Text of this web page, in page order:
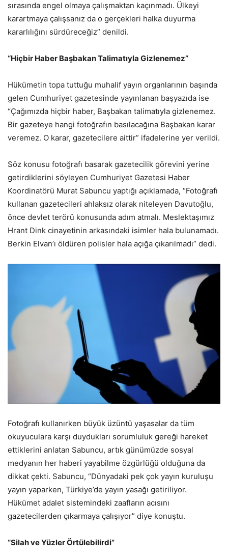
sırasında engel olmaya çalışmaktan kaçınmadı. Ülkeyi
karartmaya çalışsanız da o gerçekleri halka duyurma
kararlılığını sürdüreceğiz” denildi.
“Hiçbir Haber Başbakan Talimatıyla Gizlenemez”
Hükümetin topa tuttuğu muhalif yayın organlarının başında
gelen Cumhuriyet gazetesinde yayınlanan başyazıda ise
“Çağımızda hiçbir haber, Başbakan talimatıyla gizlenemez.
Bir gazeteye hangi fotoğrafın basılacağına Başbakan karar
veremez. O karar, gazetecilere aittir” ifadelerine yer verildi.
Söz konusu fotoğrafı basarak gazetecilik görevini yerine
getirdiklerini söyleyen Cumhuriyet Gazetesi Haber
Koordinatörü Murat Sabuncu yaptığı açıklamada, “Fotoğrafı
kullanan gazetecileri ahlaksız olarak niteleyen Davutoğlu,
önce devlet terörü konusunda adım atmalı. Meslektaşımız
Hrant Dink cinayetinin arkasındaki isimler hala bulunamadı.
Berkin Elvan’ı öldüren polisler hala açığa çıkarılmadı” dedi.
Fotoğrafı kullanırken büyük üzüntü yaşasalar da tüm
okuyuculara karşı duydukları sorumluluk gereği hareket
ettiklerini anlatan Sabuncu, artık günümüzde sosyal
medyanın her haberi yayabilme özgürlüğü olduğuna da
dikkat çekti. Sabuncu, “Dünyadaki pek çok yayın kuruluşu
yayın yaparken, Türkiye’de yayın yasağı getiriliyor.
Hükümet adalet sistemindeki zaafların acısını
gazetecilerden çıkarmaya çalışıyor” diye konuştu.
“Silah ve Yüzler Örtülebilirdi”